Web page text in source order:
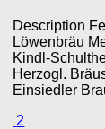
Description
Löwenbräu
Kindl-
Herzogl.
Einsiedler
2